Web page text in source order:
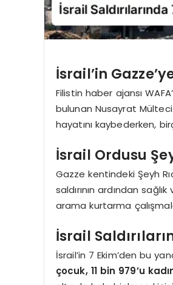
İsrail’in
Filistin haber ajansı
bulunan Nusayrat Mülteci
hayatını kaybederken,
İsrail Ordusu
Gazze kentindeki Şeyh
saldırının ardından
arama kurtarma
İsrail
İsrail’in 7 Ekim’den bu
çocuk, 11 bin 979’u